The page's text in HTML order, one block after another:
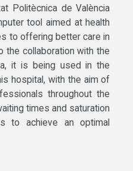
Politècnica de València
tool aimed at health
to offering better care in
the collaboration with the
it is being used in the
hospital, with the aim of
throughout the
times and saturation
to achieve an optimal